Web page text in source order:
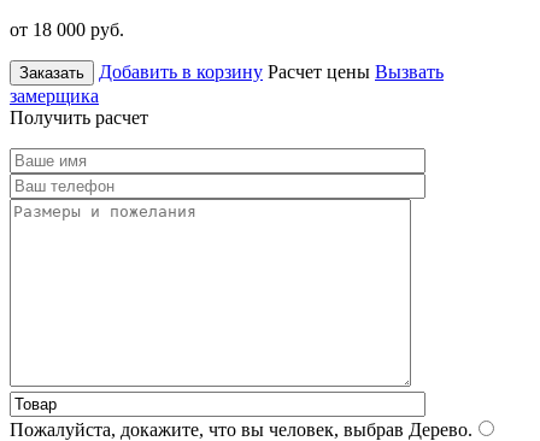
от 18 000 руб.
Заказать Добавить в корзину Расчет цены Вызвать
замерщика
Получить расчет
Пожалуйста, докажите, что вы человек, выбрав Дерево.